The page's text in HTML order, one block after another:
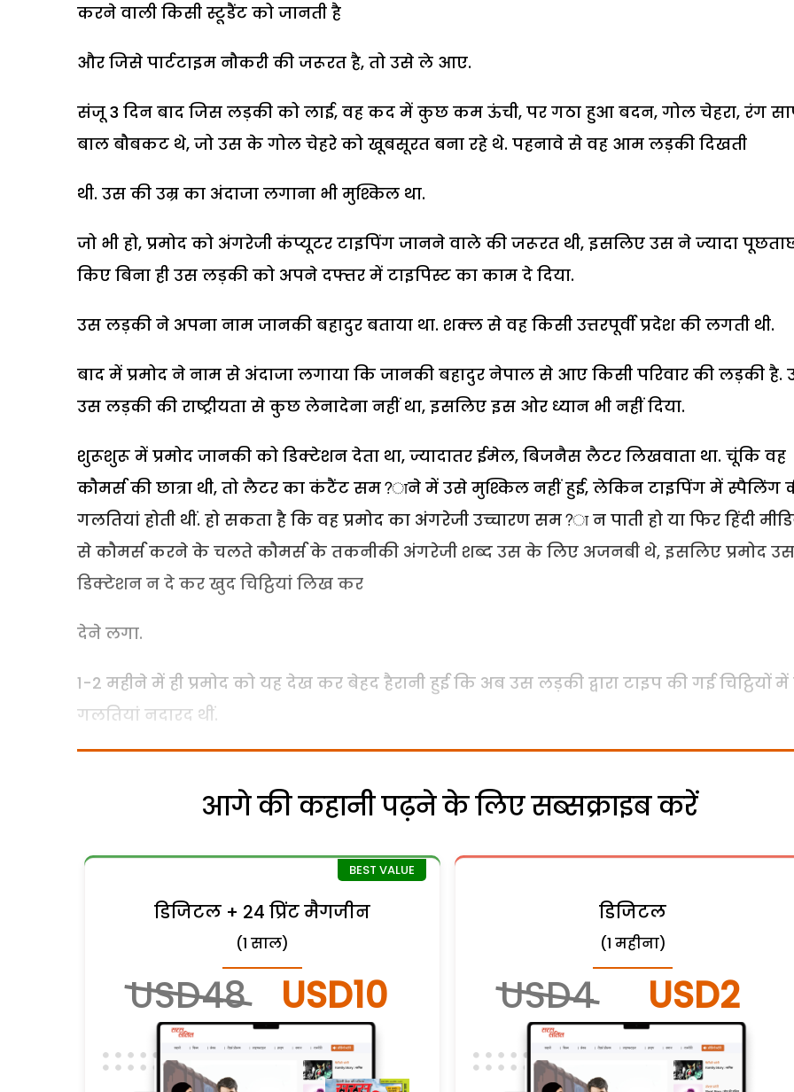
करने वाली किसी स्टूडैंट को जानती है
और जिसे पार्टटाइम नौकरी की जरूरत है, तो उसे ले आए.
संजू 3 दिन बाद जिस लड़की को लाई, वह कद में कुछ कम ऊंची, पर गठा हुआ बदन, गोल चेहरा, रंग
बाल बौबकट थे, जो उस के गोल चेहरे को खूबसूरत बना रहे थे. पहनावे से वह आम लड़की दिखती
थी. उस की उम्र का अंदाजा लगाना भी मुश्किल था.
जो भी हो, प्रमोद को अंगरेजी कंप्यूटर टाइपिंग जानने वाले की जरूरत थी, इसलिए उस ने ज्यादा
किए बिना ही उस लड़की को अपने दफ्तर में टाइपिस्ट का काम दे दिया.
उस लड़की ने अपना नाम जानकी बहादुर बताया था. शक्ल से वह किसी उत्तरपूर्वी प्रदेश की लगती थी.
बाद में प्रमोद ने नाम से अंदाजा लगाया कि जानकी बहादुर नेपाल से आए किसी परिवार की लड़की है.
उस लड़की की राष्ट्रीयता से कुछ लेनादेना नहीं था, इसलिए इस ओर ध्यान भी नहीं दिया.
शुरूशुरू में प्रमोद जानकी को डिक्टेशन देता था, ज्यादातर ईमेल, बिजनैस लैटर लिखवाता था. चूंकि वह
कौमर्स की छात्रा थी, तो लैटर का कंटैंट सम?ाने में उसे मुश्किल नहीं हुई, लेकिन टाइपिंग में स्पैलिंग
गलतियां होती थीं. हो सकता है कि वह प्रमोद का अंगरेजी उच्चारण सम?ा न पाती हो या फिर हिंदी
से कौमर्स करने के चलते कौमर्स के तकनीकी अंगरेजी शब्द उस के लिए अजनबी थे, इसलिए प्रमोद
डिक्टेशन न दे कर खुद चिट्ठियां लिख कर
देने लगा.
1-2 महीने में ही प्रमोद को यह देख कर बेहद हैरानी हुई कि अब उस लड़की द्वारा टाइप की गई चिट्ठियों
गलतियां नदारद थीं.
आगे की कहानी पढ़ने के लिए सब्सक्राइब करें
डिजिटल + 24 प्रिंट मैगजीन
(1 साल)
USD48 USD10
डिजिटल
(1 महीना)
USD4 USD2